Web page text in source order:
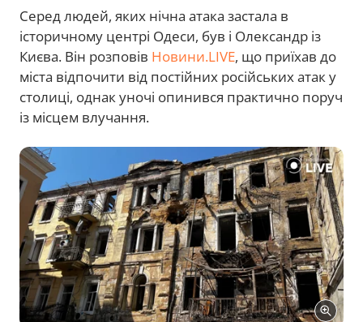
Серед людей, яких нічна атака застала в
історичному центрі Одеси, був і Олександр із
Києва. Він розповів Новини.LIVE, що приїхав до
міста відпочити від постійних російських атак у
столиці, однак уночі опинився практично поруч
із місцем влучання.